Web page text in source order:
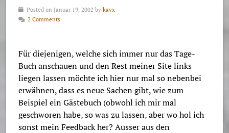
Posted on Januar 19, 2002 by kayx
2 Comments
Für diejenigen, welche sich immer nur das Tage-
Buch anschauen und den Rest meiner Site links
liegen lassen möchte ich hier nur mal so nebenbei
erwähnen, dass es neue Sachen gibt, wie zum
Beispiel ein Gästebuch (obwohl ich mir mal
geschworen habe, so was zu lassen, aber wo hol ich
sonst mein Feedback her? Ausser aus den